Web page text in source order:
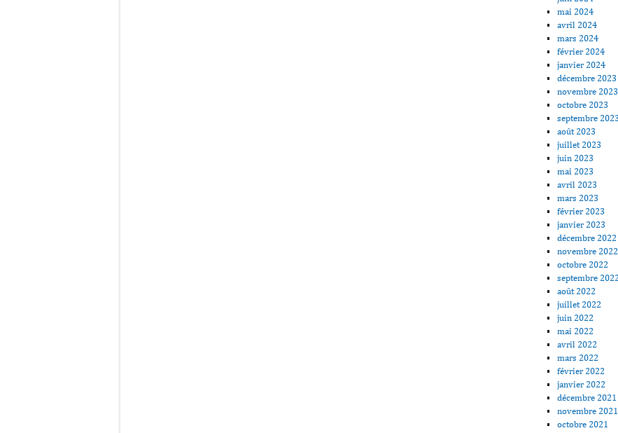
mai 2024
avril 2024
mars 2024
février 2024
janvier 2024
décembre 2023
novembre 2023
octobre 2023
septembre
août 2023
juillet 2023
juin 2023
mai 2023
avril 2023
mars 2023
février 2023
janvier 2023
décembre 2022
novembre 2022
octobre 2022
septembre
août 2022
juillet 2022
juin 2022
mai 2022
avril 2022
mars 2022
février 2022
janvier 2022
décembre 2021
novembre 2021
octobre 2021